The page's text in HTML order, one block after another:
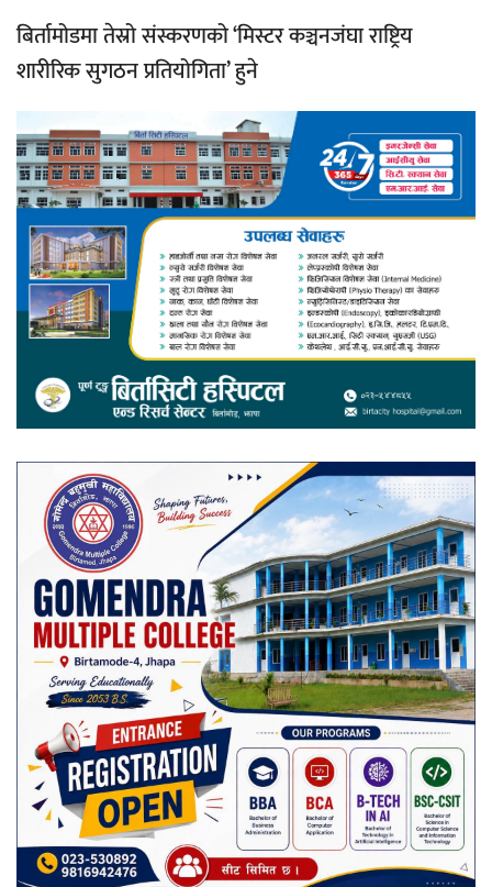
बिर्तामोडमा तेस्रो संस्करणको ‘मिस्टर कञ्चनजंघा राष्ट्रिय
शारीरिक सुगठन प्रतियोगिता’ हुने